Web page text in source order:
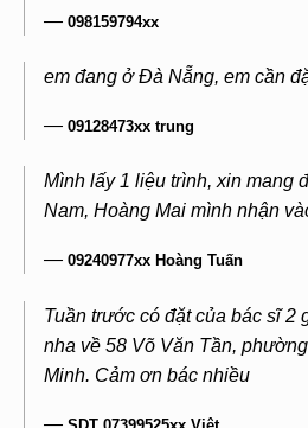
—098159794xx
em đang ở Đà Nẵng, em cần
—09128473xx trung
Mình lấy 1 liệu trình, xin mang
Nam, Hoàng Mai mình nhận
—09240977xx Hoàng Tuấn
Tuần trước có đặt của bác sĩ 2
nha về 58 Võ Văn Tần,
Minh. Cảm ơn bác nhiều
—